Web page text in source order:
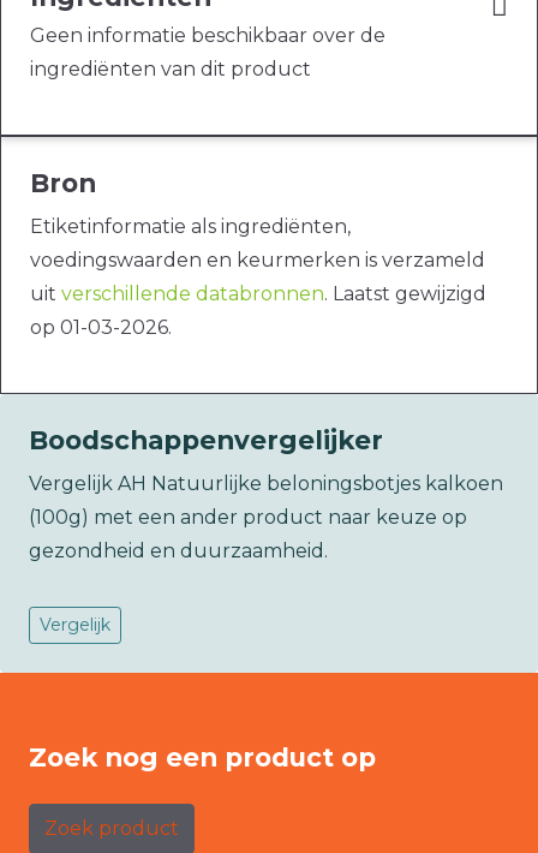
Geen informatie beschikbaar over de
ingrediënten van dit product
Bron
Etiketinformatie als ingrediënten,
voedingswaarden en keurmerken is verzameld
uit verschillende databronnen. Laatst gewijzigd
op 01-03-2026.
Boodschappenvergelijker
Vergelijk AH Natuurlijke beloningsbotjes kalkoen
(100g) met een ander product naar keuze op
gezondheid en duurzaamheid.
Vergelijk
Zoek nog een product op
Zoek product